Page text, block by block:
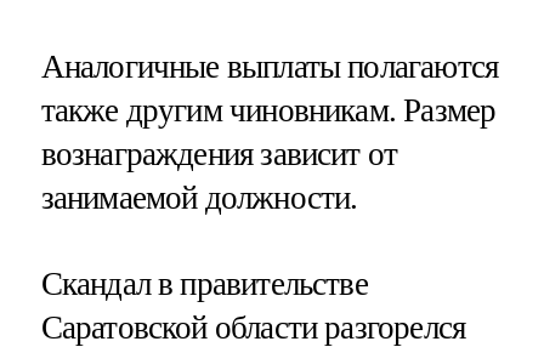
Аналогичные выплаты полагаются
также другим чиновникам. Размер
вознаграждения зависит от
занимаемой должности.
Скандал в правительстве
Саратовской области разгорелся